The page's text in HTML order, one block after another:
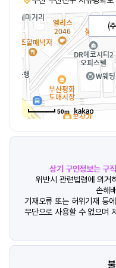
50m
상기 구인정보는 구
위반시 관련법령에 의거
손해
기재오류 또는 허위기재 등
무단으로 사용할 수 없으며